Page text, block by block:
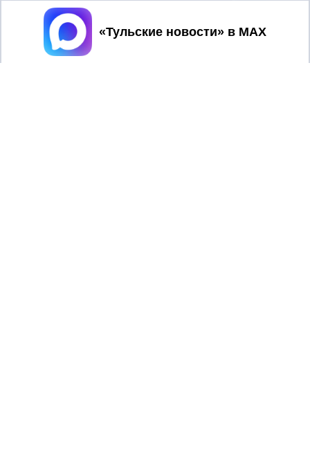
Принять